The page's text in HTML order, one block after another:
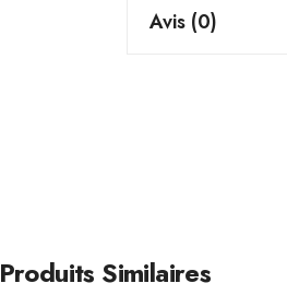
Avis (0)
Produits Similaires